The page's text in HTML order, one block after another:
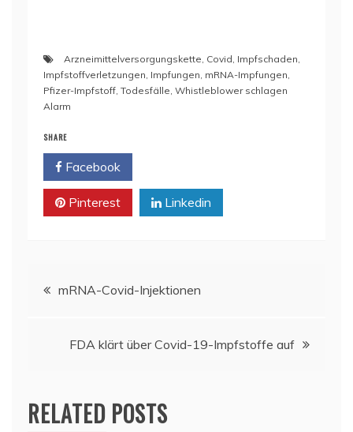
Arzneimittelversorgungskette Covid Impfschaden
Impfstoffverletzungen Impfungen mRNA-Impfungen
Pfizer-Impfstoff Todesfälle Whistleblower schlagen
Alarm
SHARE
Facebook
Pinterest Linkedin
Beitragsnavigation
mRNA-Covid-Injektionen
FDA klärt über Covid-19-Impfstoffe auf
RELATED POSTS